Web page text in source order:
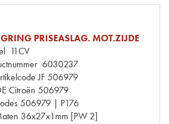
PRISEASLAG. MOT.ZIJDE
11CV
6030237
JF506979
Citroën 506979
506979 | P176
36x27x1mm [PW 2]